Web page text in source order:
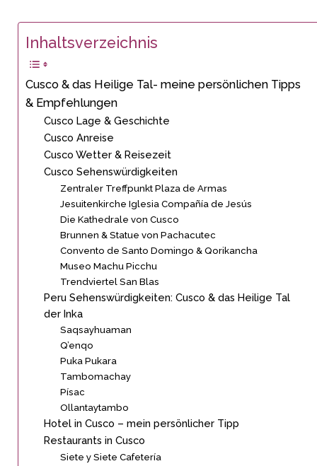
Inhaltsverzeichnis
Cusco & das Heilige Tal- meine persönlichen Tipps
& Empfehlungen
Cusco Lage & Geschichte
Cusco Anreise
Cusco Wetter & Reisezeit
Cusco Sehenswürdigkeiten
Zentraler Treffpunkt Plaza de Armas
Jesuitenkirche Iglesia Compañía de Jesús
Die Kathedrale von Cusco
Brunnen & Statue von Pachacutec
Convento de Santo Domingo & Qorikancha
Museo Machu Picchu
Trendviertel San Blas
Peru Sehenswürdigkeiten: Cusco & das Heilige Tal
der Inka
Saqsayhuaman
Q’enqo
Puka Pukara
Tambomachay
Písac
Ollantaytambo
Hotel in Cusco – mein persönlicher Tipp
Restaurants in Cusco
Siete y Siete Cafetería